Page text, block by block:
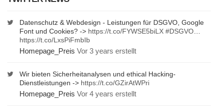
Datenschutz & Webdesign - Leistungen für DSGVO, Google
Font und Cookies? -> https://t.co/FYWSE5biLX #DSGVO
https://t.co/LxsPiFmbIb
Homepage_Preis Vor 3 years erstellt
Wir bieten Sicherheitanalysen und ethical Hacking-
Dienstleistungen -> https://t.co/GZirAtWPri
Homepage_Preis Vor 4 years erstellt